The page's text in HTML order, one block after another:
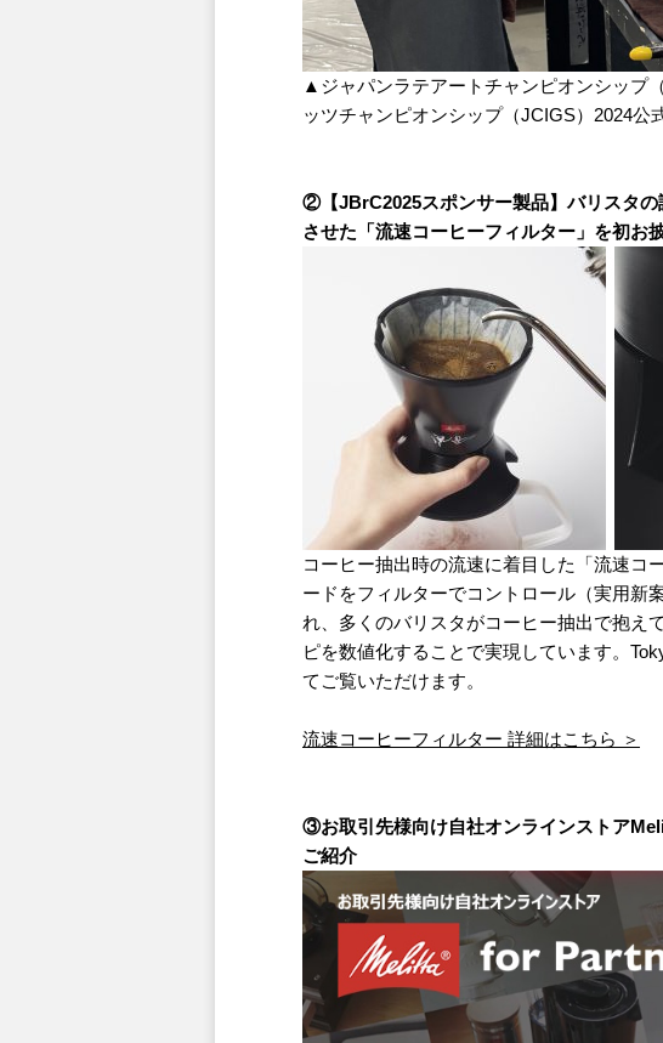
▲ジャパンラテアートチャンピオンシップ
ッツチャンピオンシップ（JCIGS）2024公
②【JBrC2025スポンサー製品】バリスタの
させた「流速コーヒーフィルター」を初お
コーヒー抽出時の流速に着目した「流速コ
ードをフィルターでコントロール（実用
れ、多くのバリスタがコーヒー抽出で抱え
ピを数値化することで実現しています。
てご覧いただけます。
流速コーヒーフィルター 詳細はこちら ＞
③お取引先様向け自社オンラインスト ア
ご紹介